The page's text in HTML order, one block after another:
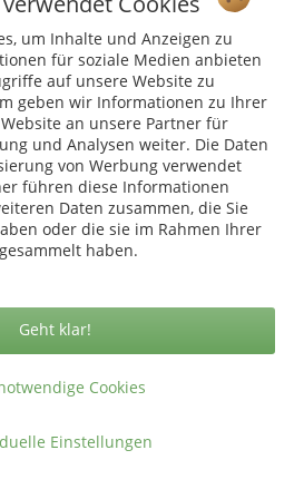
inkl. gesetzl. Mehrwertsteuer zzgl.
Versandkosten.
gmbh - Alle Rechte vorbehalten
in unserem Onlineshop
um Inhalte und Anzeigen zu
für soziale Medien anbieten
auf unsere Website zu
geben wir Informationen zu Ihrer
an unsere Partner für
und Analysen weiter. Die Daten
von Werbung verwendet
führen diese Informationen
Daten zusammen, die Sie
oder die sie im Rahmen Ihrer
haben.
Cookies
Geht klar!
Einstellungen